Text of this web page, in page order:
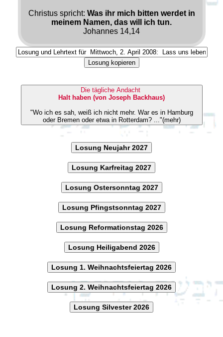
Christus spricht: Was ihr mich bitten werdet in
meinem Namen, das will ich tun.
Johannes 14,14
Losung kopieren
Die tägliche Andacht
Halt haben (von Joseph Backhaus)
"Wo ich es sah, weiß ich nicht mehr. War es in Hamburg
oder Bremen oder etwa in Rotterdam? ..."(mehr)
Losung Neujahr 2027
Losung Karfreitag 2027
Losung Ostersonntag 2027
Losung Pfingstsonntag 2027
Losung Reformationstag 2026
Losung Heiligabend 2026
Losung 1. Weihnachtsfeiertag 2026
Losung 2. Weihnachtsfeiertag 2026
Losung Silvester 2026